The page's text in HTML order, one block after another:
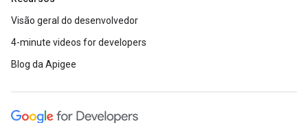
Visão geral do desenvolvedor
4-minute videos for developers
Blog da Apigee